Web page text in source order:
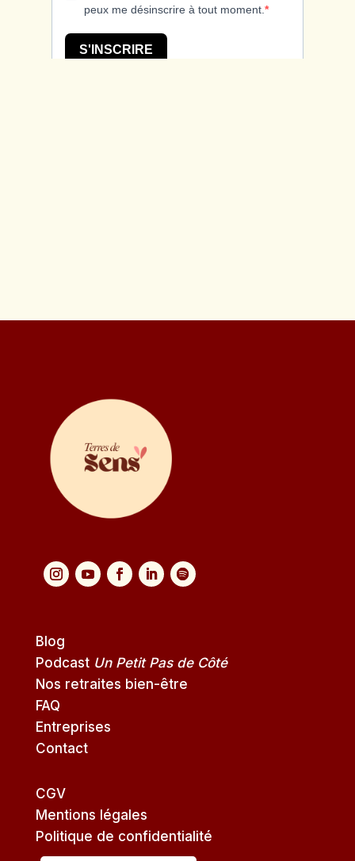
Blog
Podcast Un Petit Pas de Côté
Nos retraites bien-être
FAQ
Entreprises
Contact
CGV
Mentions légales
Politique de confidentialité